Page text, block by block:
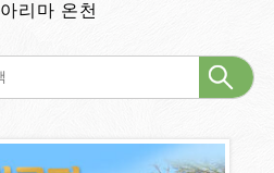
아리마 온천